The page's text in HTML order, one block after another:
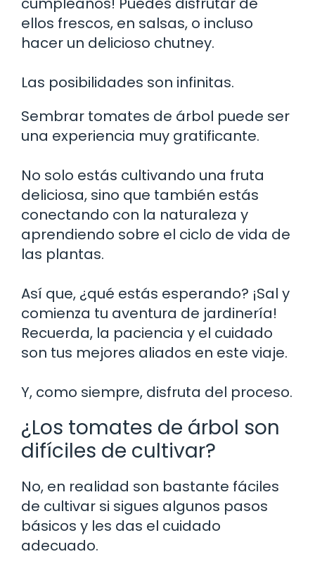
ellos frescos, en salsas, o incluso
hacer un delicioso chutney.
Las posibilidades son infinitas.
Sembrar tomates de árbol puede ser
una experiencia muy gratificante.
No solo estás cultivando una fruta
deliciosa, sino que también estás
conectando con la naturaleza y
aprendiendo sobre el ciclo de vida de
las plantas.
Así que, ¿qué estás esperando? ¡Sal y
comienza tu aventura de jardinería!
Recuerda, la paciencia y el cuidado
son tus mejores aliados en este viaje.
Y, como siempre, disfruta del proceso.
¿Los tomates de árbol son
difíciles de cultivar?
No, en realidad son bastante fáciles
de cultivar si sigues algunos pasos
básicos y les das el cuidado
adecuado.